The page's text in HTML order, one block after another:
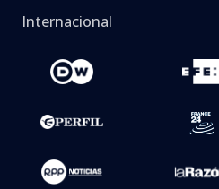
Internacional